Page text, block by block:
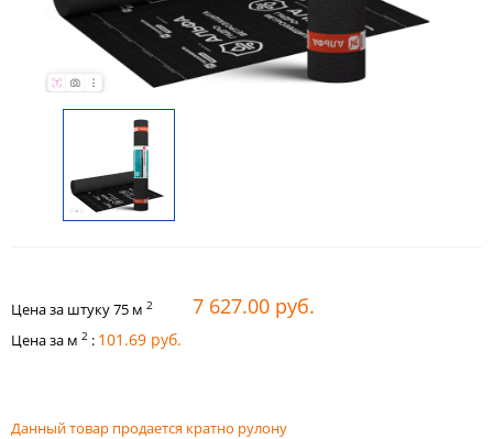
Цена за штуку75 м 2 7 627.00 руб.
Цена за м 2 : 101.69 руб.
Данный товар продается кратно рулону